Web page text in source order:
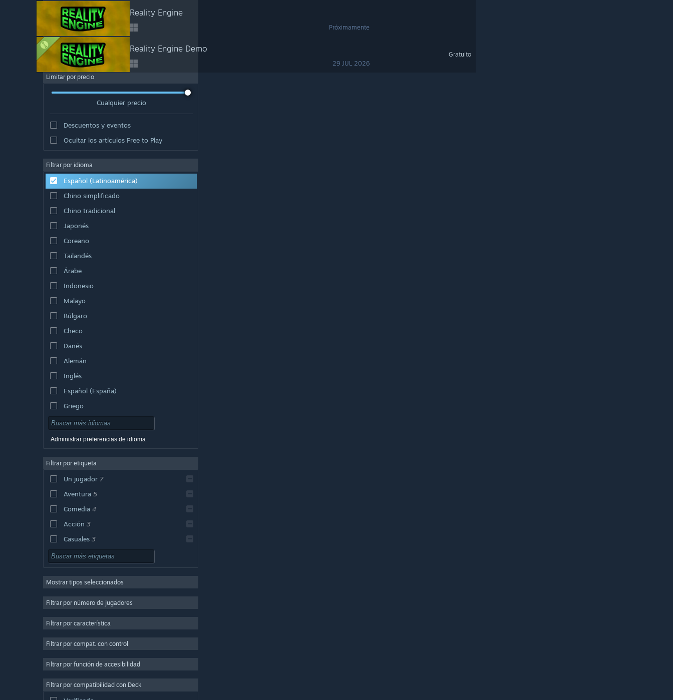
Reality Engine
Próximamente
Reality Engine Demo
29 JUL 2026
Gratuito
Limitar por precio
Cualquier precio
Descuentos y eventos
Ocultar los artículos Free to Play
Filtrar por idioma
Español (Latinoamérica)
Chino simplificado
Chino tradicional
Japonés
Coreano
Tailandés
Árabe
Indonesio
Malayo
Búlgaro
Checo
Danés
Alemán
Inglés
Español (España)
Griego
Administrar preferencias de idioma
Filtrar por etiqueta
Un jugador 7
Aventura 5
Comedia 4
Acción 3
Casuales 3
Simuladores 3
Primera persona 3
Atmosféricos
3
Diseño e ilustración
Utilidades
Multijugador masivo
Mostrar tipos seleccionados
Filtrar por número de jugadores
Filtrar por característica
Filtrar por compat. con control
Filtrar por función de accesibilidad
Filtrar por compatibilidad con Deck